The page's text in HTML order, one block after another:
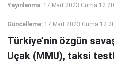
Yayınlanma: 17 Mart 2023 Cuma 12:20
Güncelleme: 17 Mart 2023 Cuma 12:20
Türkiye’nin özgün
Uçak (MMU), taksi